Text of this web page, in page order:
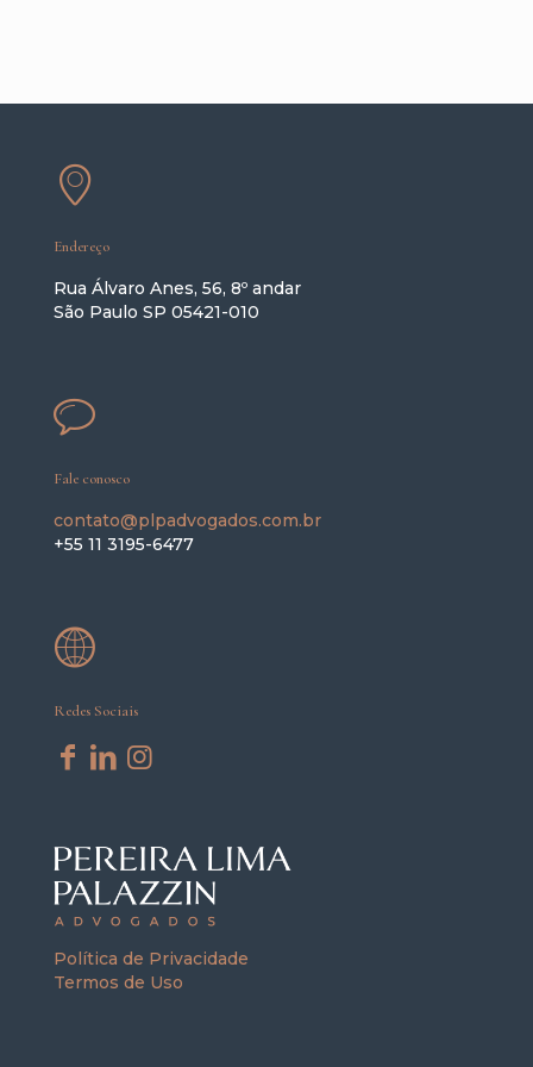
Endereço
Rua Álvaro Anes, 56, 8º andar
São Paulo SP 05421-010
Fale conosco
contato@plpadvogados.com.br
+55 11 3195-6477
Redes Sociais
Política de Privacidade
Termos de Uso